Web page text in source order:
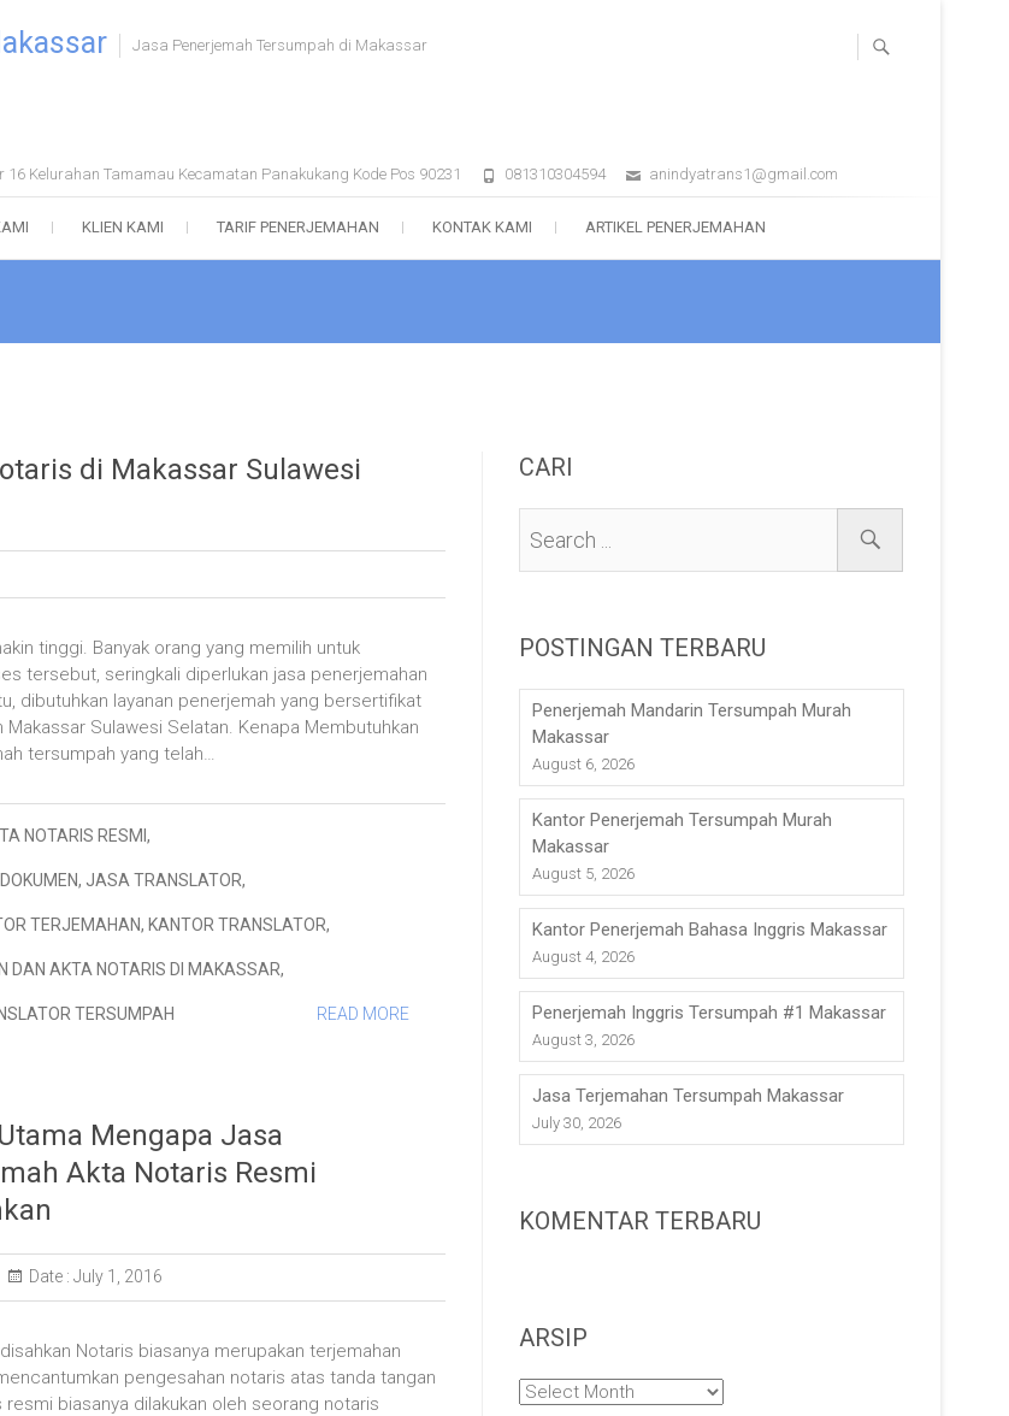
Jasa Penerjemah Tersumpah di Makassar
Kelurahan Tamamau Kecamatan Panakukang Kode Pos 90231 081310304594 anindyatrans1@gmail.com
KLIEN KAMI TARIF PENERJEMAHAN KONTAK KAMI ARTIKEL PENERJEMAHAN
di Makassar Sulawesi
tinggi. Banyak orang yang memilih untuk
tersebut, seringkali diperlukan jasa penerjemahan
dibutuhkan layanan penerjemah yang bersertifikat
Sulawesi Selatan. Kenapa Membutuhkan
tersumpah yang telah…
NOTARIS RESMI ,
, JASA TRANSLATOR,
TERJEMAHAN, KANTOR TRANSLATOR,
DAN AKTA NOTARIS DI MAKASSAR,
TERSUMPAH READ MORE
Mengapa Jasa
Akta Notaris Resmi
Date : July 1, 2016
Notaris biasanya merupakan terjemahan
pengesahan notaris atas tanda tangan
biasanya dilakukan oleh seorang notaris
CARI
POSTINGAN TERBARU
Penerjemah Mandarin Tersumpah Murah
Makassar
August 6, 2026
Kantor Penerjemah Tersumpah Murah
Makassar
August 5, 2026
Kantor Penerjemah Bahasa Inggris Makassar
August 4, 2026
Penerjemah Inggris Tersumpah #1 Makassar
August 3, 2026
Jasa Terjemahan Tersumpah Makassar
July 30, 2026
KOMENTAR TERBARU
ARSIP
Arsip